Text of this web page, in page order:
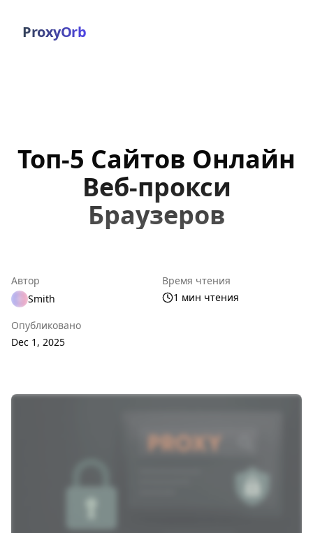
ProxyOrb
Топ-5 Сайтов Онлайн
Веб-прокси
Браузеров
Автор
Smith
Время чтения
1 мин чтения
Опубликовано
Dec 1, 2025